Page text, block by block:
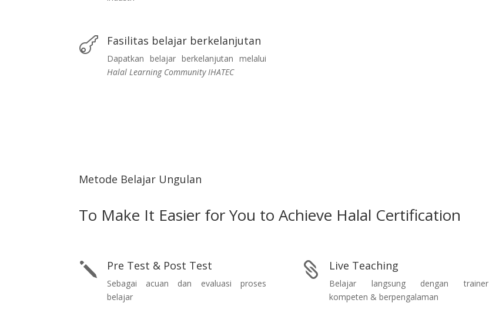
 Fasilitas belajar berkelanjutan
Dapatkan belajar berkelanjutan melalui
Halal Learning Community IHATEC
Metode Belajar Ungulan
To Make It Easier for You to Achieve Halal Certification
j Pre Test & Post Test
Sebagai acuan dan evaluasi proses
belajar
 Live Teaching
Belajar langsung dengan trainer
kompeten & berpengalaman